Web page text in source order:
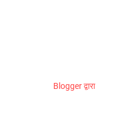
Blogger द्वारा